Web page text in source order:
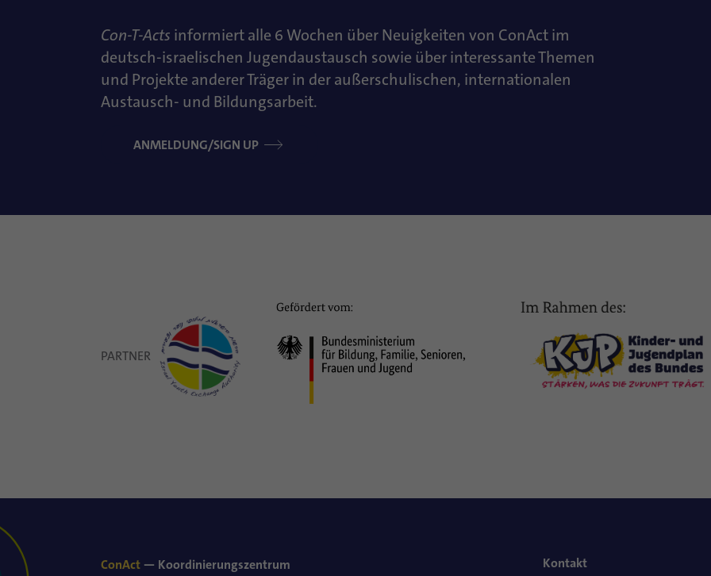
Con-T-Acts informiert alle 6 Wochen über Neuigkeiten von ConAct im
deutsch-israelischen Jugendaustausch sowie über interessante Themen
und Projekte anderer Träger in der außerschulischen, internationalen
Austausch- und Bildungsarbeit.
ANMELDUNG/SIGN UP
PARTNER
ConAct — Koordinierungszentrum
Kontakt